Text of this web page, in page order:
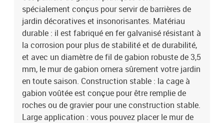
spécialement conçus pour servir de barrières de
jardin décoratives et insonorisantes. Matériau
durable : il est fabriqué en fer galvanisé résistant à
la corrosion pour plus de stabilité et de durabilité,
et avec un diamètre de fil de gabion robuste de 3,5
mm, le mur de gabion ornera sûrement votre jardin
en toute saison. Construction stable : la cage à
gabion voûtée est conçue pour être remplie de
roches ou de gravier pour une construction stable.
Large application : vous pouvez placer le mur de